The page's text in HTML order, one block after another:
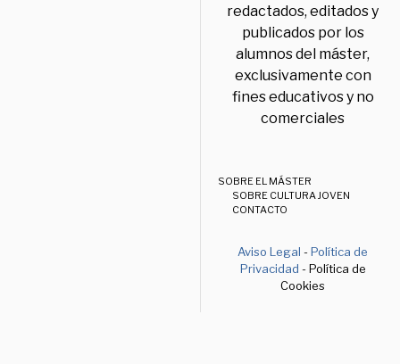
redactados, editados y
publicados por los
alumnos del máster,
exclusivamente con
fines educativos y no
comerciales
SOBRE EL MÁSTER
SOBRE CULTURA JOVEN
CONTACTO
Aviso Legal -Política de
Privacidad - Política de
Cookies